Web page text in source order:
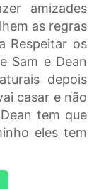
amizades
as regras
Respeitar os
Sam e Dean
depois
casar e não
tem que
eles tem